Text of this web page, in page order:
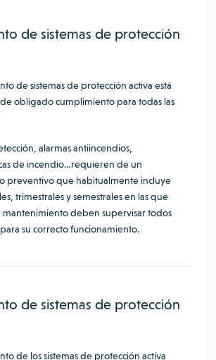
de sistemas de protección
de sistemas de protección activa está
obligado cumplimiento para todas las
alarmas antiincendios,
de incendio…requieren de un
preventivo que habitualmente incluye
trimestrales y semestrales en las que
mantenimiento deben supervisar todos
su correcto funcionamiento.
de sistemas de protección
de los sistemas de protección activa